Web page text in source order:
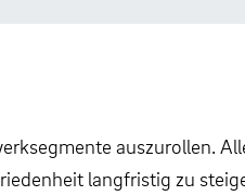
auszurollen.
langfristig zu